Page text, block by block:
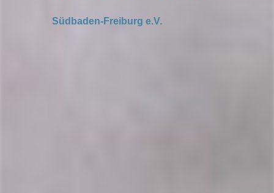
Südbaden-Freiburg e.V.